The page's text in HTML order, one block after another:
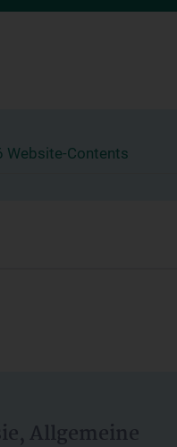
Website-Contents
Allgemeine